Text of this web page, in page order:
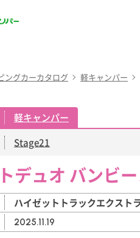
ングカーカタログ 軽キャンパー
軽キャンパー
Stage21
デュオ バンビ
ハイゼットトラックエクスト
2025.11.19